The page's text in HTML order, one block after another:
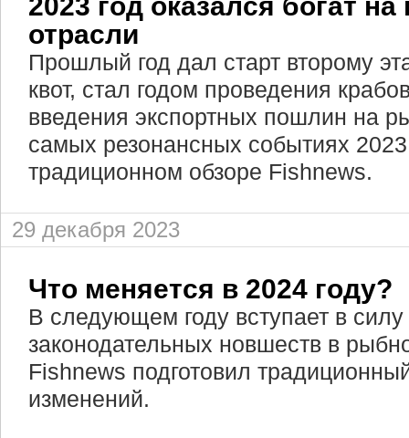
отрасли
Прошлый год дал старт второму
квот, стал годом проведения
введения экспортных пошлин на
самых резонансных событиях
традиционном обзоре Fishnews.
29 декабря 2023
Что меняется в 2024 году?
В следующем году вступает в
законодательных новшеств в
Fishnews подготовил
изменений.